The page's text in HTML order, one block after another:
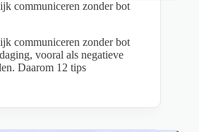
communiceren zonder bot
communiceren zonder bot
vooral als negatieve
Daarom 12 tips